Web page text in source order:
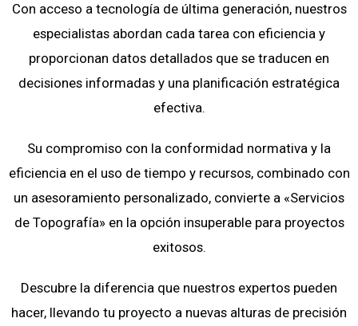
Con acceso a tecnología de última generación, nuestros
especialistas abordan cada tarea con eficiencia y
proporcionan datos detallados que se traducen en
decisiones informadas y una planificación estratégica
efectiva.
Su compromiso con la conformidad normativa y la
eficiencia en el uso de tiempo y recursos, combinado con
un asesoramiento personalizado, convierte a «Servicios
de Topografía» en la opción insuperable para proyectos
exitosos.
Descubre la diferencia que nuestros expertos pueden
hacer, llevando tu proyecto a nuevas alturas de precisión